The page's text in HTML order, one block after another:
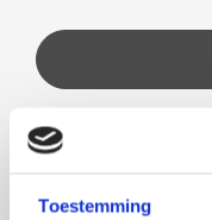
Toestemming
Rian